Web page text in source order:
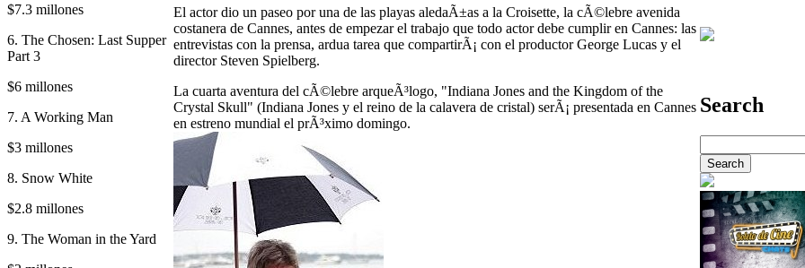
$7.3 millones
6. The Chosen: Last Supper
Part 3
$6 millones
7. A Working Man
$3 millones
8. Snow White
$2.8 millones
9. The Woman in the Yard
El actor dio un paseo por una de las playas aledaÃ±as a la Croisette, la cÃ©lebre avenida
costanera de Cannes, antes de empezar el trabajo que todo actor debe cumplir en Cannes: las
entrevistas con la prensa, ardua tarea que compartirÃ¡ con el productor George Lucas y el
director Steven Spielberg.
La cuarta aventura del cÃ©lebre arqueÃ³logo, "Indiana Jones and the Kingdom of the
Crystal Skull" (Indiana Jones y el reino de la calavera de cristal) serÃ¡ presentada en Cannes
en estreno mundial el prÃ³ximo domingo.
Search